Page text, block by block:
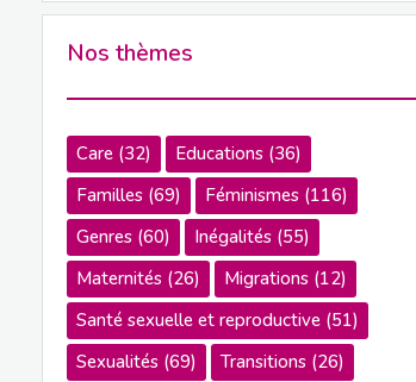
Nos thèmes
Care(32) Educations(36)
Familles(69) Féminismes(116)
Genres(60) Inégalités(55)
Maternités(26) Migrations(12)
Santé sexuelle et reproductive(51)
Sexualités(69) Transitions(26)